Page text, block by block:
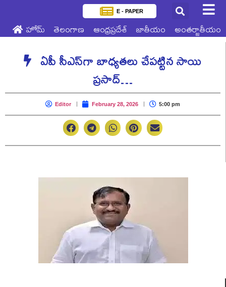
E - PAPER
హోమ్ తెలంగాణ ఆంధ్రప్రదేశ్ జాతీయం అంతర్జాతీయం
ఏపీ సీఎస్‌గా బాధ్యతలు చేపట్టిన సాయి
ప్రసాద్…
Editor February 28, 2026 5:00 pm